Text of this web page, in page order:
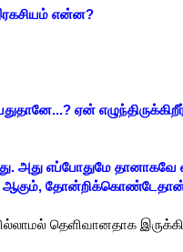
என்ன?
ஏன்
அது எப்போதுமே தானாகவே
ஆகும், தோன்றிக்கொண்டேதான்
தெளிவானதாக